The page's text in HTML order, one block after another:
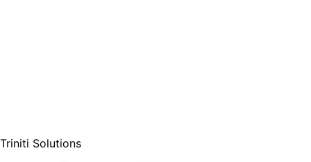
Triniti Solutions